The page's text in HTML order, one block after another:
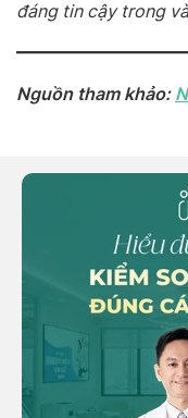
đáng tin cậy trong
Nguồn tham khảo: